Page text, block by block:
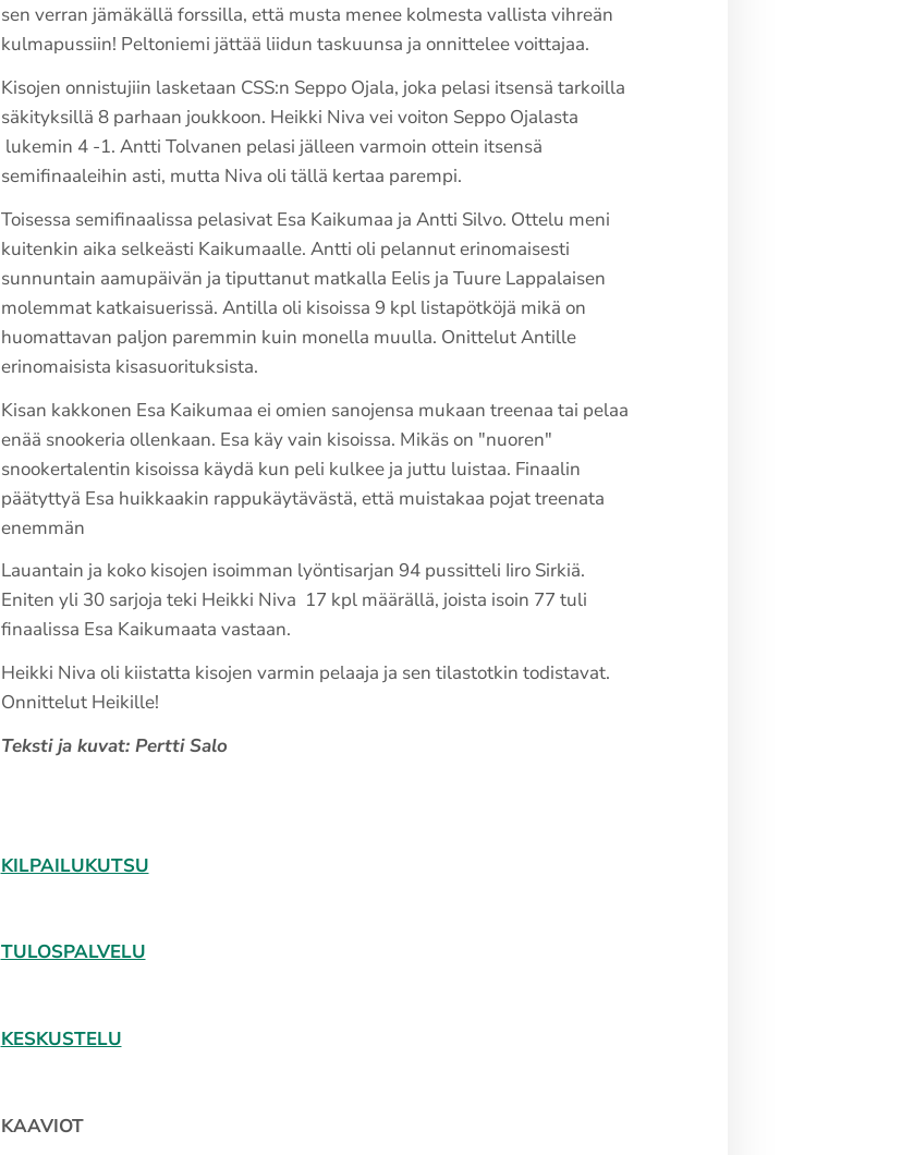
sen verran jämäkällä forssilla, että musta menee kolmesta vallista vihreän
kulmapussiin! Peltoniemi jättää liidun taskuunsa ja onnittelee voittajaa.
Kisojen onnistujiin lasketaan CSS:n Seppo Ojala, joka pelasi itsensä tarkoilla
säkityksillä 8 parhaan joukkoon. Heikki Niva vei voiton Seppo Ojalasta
lukemin 4 -1. Antti Tolvanen pelasi jälleen varmoin ottein itsensä
semifinaaleihin asti, mutta Niva oli tällä kertaa parempi.
Toisessa semifinaalissa pelasivat Esa Kaikumaa ja Antti Silvo. Ottelu meni
kuitenkin aika selkeästi Kaikumaalle. Antti oli pelannut erinomaisesti
sunnuntain aamupäivän ja tiputtanut matkalla Eelis ja Tuure Lappalaisen
molemmat katkaisuerissä. Antilla oli kisoissa 9 kpl listapötköjä mikä on
huomattavan paljon paremmin kuin monella muulla. Onittelut Antille
erinomaisista kisasuorituksista.
Kisan kakkonen Esa Kaikumaa ei omien sanojensa mukaan treenaa tai pelaa
enää snookeria ollenkaan. Esa käy vain kisoissa. Mikäs on "nuoren"
snookertalentin kisoissa käydä kun peli kulkee ja juttu luistaa. Finaalin
päätyttyä Esa huikkaakin rappukäytävästä, että muistakaa pojat treenata
enemmän
Lauantain ja koko kisojen isoimman lyöntisarjan 94 pussitteli Iiro Sirkiä.
Eniten yli 30 sarjoja teki Heikki Niva 17 kpl määrällä, joista isoin 77 tuli
finaalissa Esa Kaikumaata vastaan.
Heikki Niva oli kiistatta kisojen varmin pelaaja ja sen tilastotkin todistavat.
Onnittelut Heikille!
Teksti ja kuvat: Pertti Salo
KILPAILUKUTSU
TULOSPALVELU
KESKUSTELU
KAAVIOT